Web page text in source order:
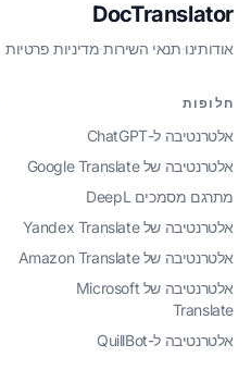
DocTranslator
אודותינו·תנאי השירות·מדיניות פרטיות
חלופות
אלטרנטיבה ל-ChatGPT
אלטרנטיבה של Google Translate
מתרגם מסמכים DeepL
אלטרנטיבה של Yandex Translate
אלטרנטיבה של Amazon Translate
אלטרנטיבה של Microsoft
Translate
אלטרנטיבה ל-QuillBot